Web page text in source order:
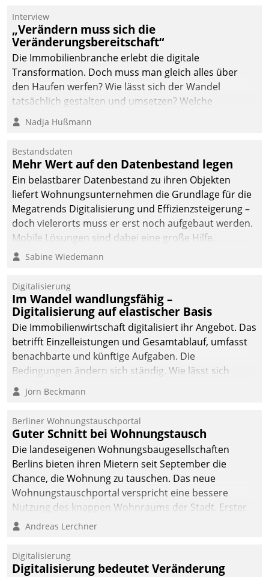
integrieren.
Interview
„Verändern muss sich die
Veränderungsbereitschaft“
Die Immobilienbranche erlebt die digitale
Transformation. Doch muss man gleich alles über
den Haufen werfen? Wie lässt sich der Wandel
tatsächlich gestalten und umsetzen? Welche
Argumente zählen wirklich?
Nadja Hußmann
Bestandsdaten
Mehr Wert auf den Datenbestand legen
Ein belastbarer Datenbestand zu ihren Objekten
liefert Wohnungsunternehmen die Grundlage für die
Megatrends Digitalisierung und Effizienzsteigerung –
doch vielerorts muss er erst noch aufgebaut werden.
Mobile Lösungen sind dabei eine große Hilfe.
Sabine Wiedemann
Digitalisierung
Im Wandel wandlungsfähig –
Digitalisierung auf elastischer Basis
Die Immobilienwirtschaft digitalisiert ihr Angebot. Das
betrifft Einzelleistungen und Gesamtablauf, umfasst
benachbarte und künftige Aufgaben. Die
Bedingungen ändern sich ständig. Wie lässt sich
technisch die Kontrolle wahren und zugleich Freiraum
fürs Wachsen öffnen?
Jörn Beckmann
Berliner Wohnungstauschportal
Guter Schnitt bei Wohnungstausch
Die landeseigenen Wohnungsbaugesellschaften
Berlins bieten ihren Mietern seit September die
Chance, die Wohnung zu tauschen. Das neue
Wohnungstauschportal verspricht eine bessere
Nutzung des knappen Wohnraums der Stadt. Erster
Anwendungsfall für Datatrains Lösung API-Hub mit
Unternehmen.
Andreas Lerchner
Digitalisierung
Digitalisierung bedeutet Veränderung